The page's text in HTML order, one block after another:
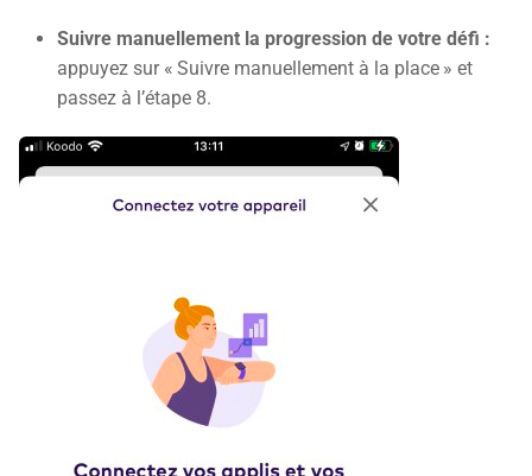
Suivre manuellement la progression de votre défi :
appuyez sur « Suivre manuellement à la place » et
passez à l’étape 8.